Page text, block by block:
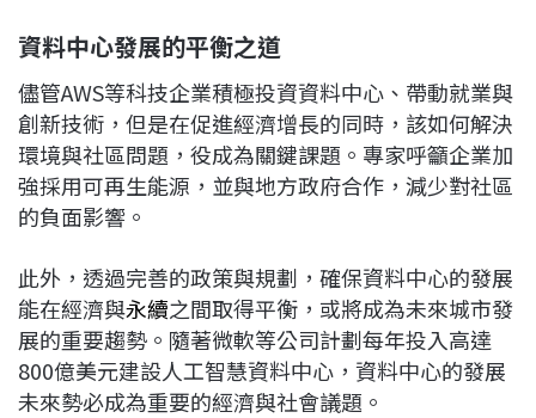
資料中心發展的平衡之道
儘管AWS等科技企業積極投資資料中心、帶動就業與
創新技術，但是在促進經濟增長的同時，該如何解決
環境與社區問題，役成為關鍵課題。專家呼籲企業加
強採用可再生能源，並與地方政府合作，減少對社區
的負面影響。
此外，透過完善的政策與規劃，確保資料中心的發展
能在經濟與永續之間取得平衡，或將成為未來城市發
展的重要趨勢。隨著微軟等公司計劃每年投入高達
800億美元建設人工智慧資料中心，資料中心的發展
未來勢必成為重要的經濟與社會議題。